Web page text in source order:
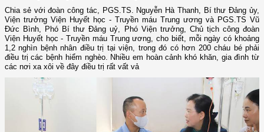
Chia sẻ với đoàn công tác, PGS.TS. Nguyễn Hà Thanh, Bí thư Đảng ủy,
Viện trưởng Viện Huyết học - Truyền máu Trung ương và PGS.TS Vũ
Đức Bình, Phó Bí thư Đảng uỷ, Phó Viện trưởng, Chủ tịch công đoàn
Viện Huyết học - Truyền máu Trung ương, cho biết, mỗi ngày có khoảng
1,2 nghìn bệnh nhân điều trị tại viện, trong đó có hơn 200 cháu bé phải
điều trị các bệnh hiểm nghèo. Nhiều em hoàn cảnh khó khăn, gia đình từ
các nơi xa xôi về đây điều trị rất vất vả